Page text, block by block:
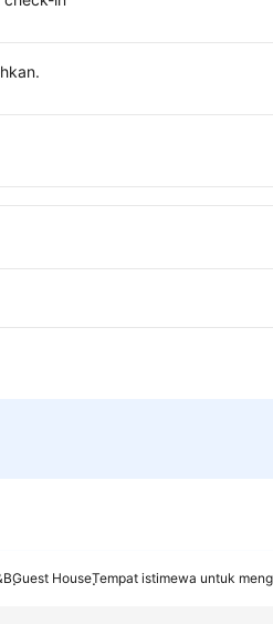
Guest HouseTempat istimewa untuk